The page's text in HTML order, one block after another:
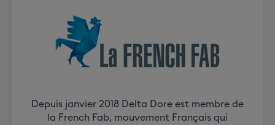
Depuis janvier 2018 Delta Dore est membre de
la French Fab, mouvement Français qui